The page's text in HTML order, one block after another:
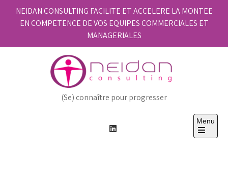
NEIDAN CONSULTING FACILITE ET ACCELERE LA MONTEE
EN COMPETENCE DE VOS EQUIPES COMMERCIALES ET
MANAGERIALES
(Se) connaître pour progresser
Menu
Open